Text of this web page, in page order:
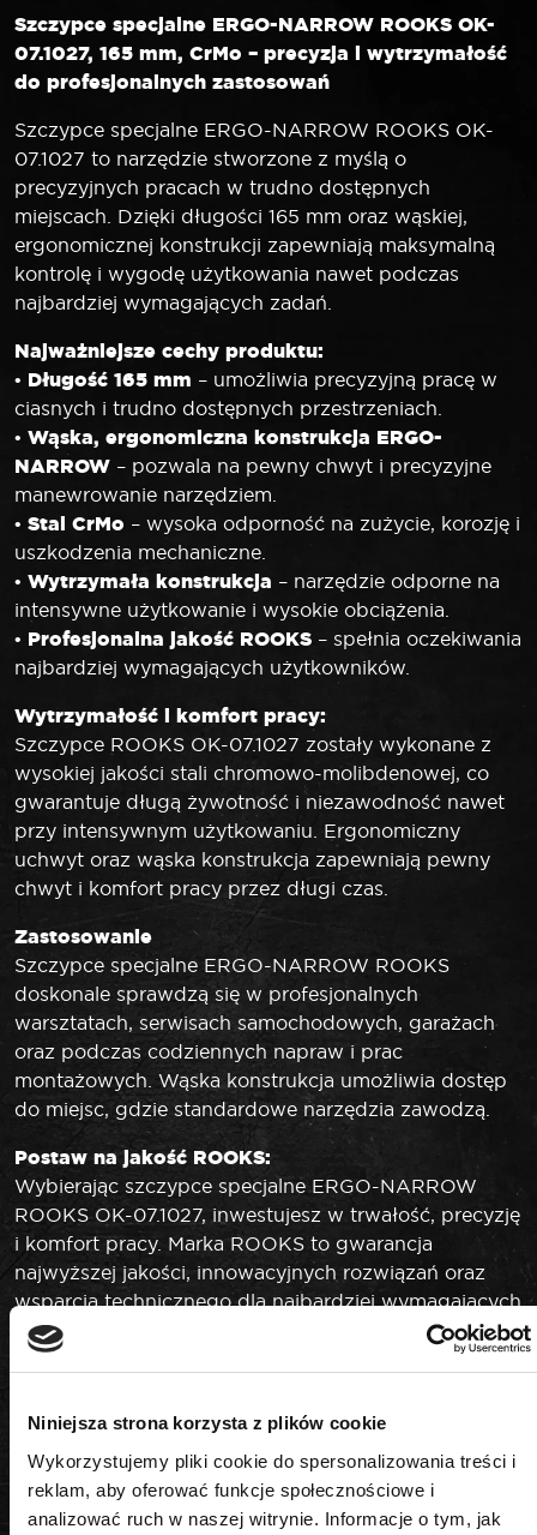
Niniejsza strona korzysta z plików cookie
Wykorzystujemy pliki cookie do spersonalizowania treści i
reklam, aby oferować funkcje społecznościowe i
analizować ruch w naszej witrynie. Informacje o tym, jak
Szczypce specjalne ERGO-NARROW ROOKS OK-
07.1027, 165 mm, CrMo – precyzja i wytrzymałość
do profesjonalnych zastosowań
Szczypce specjalne ERGO-NARROW ROOKS OK-
07.1027 to narzędzie stworzone z myślą o
precyzyjnych pracach w trudno dostępnych
miejscach. Dzięki długości 165 mm oraz wąskiej,
ergonomicznej konstrukcji zapewniają maksymalną
kontrolę i wygodę użytkowania nawet podczas
najbardziej wymagających zadań.
Najważniejsze cechy produktu:
• Długość 165 mm – umożliwia precyzyjną pracę w
ciasnych i trudno dostępnych przestrzeniach.
• Wąska, ergonomiczna konstrukcja ERGO-
NARROW – pozwala na pewny chwyt i precyzyjne
manewrowanie narzędziem.
• Stal CrMo – wysoka odporność na zużycie, korozję i
uszkodzenia mechaniczne.
• Wytrzymała konstrukcja – narzędzie odporne na
intensywne użytkowanie i wysokie obciążenia.
• Profesjonalna jakość ROOKS – spełnia oczekiwania
najbardziej wymagających użytkowników.
Wytrzymałość i komfort pracy:
Szczypce ROOKS OK-07.1027 zostały wykonane z
wysokiej jakości stali chromowo-molibdenowej, co
gwarantuje długą żywotność i niezawodność nawet
przy intensywnym użytkowaniu. Ergonomiczny
uchwyt oraz wąska konstrukcja zapewniają pewny
chwyt i komfort pracy przez długi czas.
Zastosowanie
Szczypce specjalne ERGO-NARROW ROOKS
doskonale sprawdzą się w profesjonalnych
warsztatach, serwisach samochodowych, garażach
oraz podczas codziennych napraw i prac
montażowych. Wąska konstrukcja umożliwia dostęp
do miejsc, gdzie standardowe narzędzia zawodzą.
Postaw na jakość ROOKS:
Wybierając szczypce specjalne ERGO-NARROW
ROOKS OK-07.1027, inwestujesz w trwałość, precyzję
i komfort pracy. Marka ROOKS to gwarancja
najwyższej jakości, innowacyjnych rozwiązań oraz
wsparcia technicznego dla najbardziej wymagających
użytkowników. Solidność wykonania i niezawodność
sprawiają, że narzędzie spełnia oczekiwania